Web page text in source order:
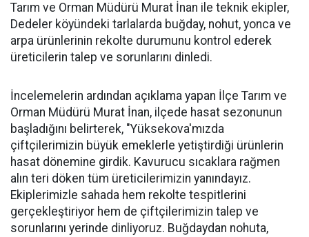
Tarım ve Orman Müdürü Murat İnan ile teknik ekipler,
Dedeler köyündeki tarlalarda buğday, nohut, yonca ve
arpa ürünlerinin rekolte durumunu kontrol ederek
üreticilerin talep ve sorunlarını dinledi.
İncelemelerin ardından açıklama yapan İlçe Tarım ve
Orman Müdürü Murat İnan, ilçede hasat sezonunun
başladığını belirterek, "Yüksekova'mızda
çiftçilerimizin büyük emeklerle yetiştirdiği ürünlerin
hasat dönemine girdik. Kavurucu sıcaklara rağmen
alın teri döken tüm üreticilerimizin yanındayız.
Ekiplerimizle sahada hem rekolte tespitlerini
gerçekleştiriyor hem de çiftçilerimizin talep ve
sorunlarını yerinde dinliyoruz. Buğdaydan nohuta,